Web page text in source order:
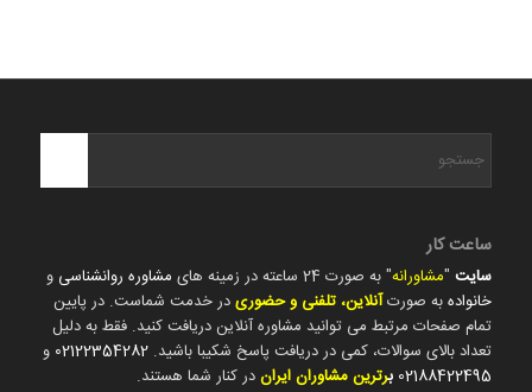
ساعت کار
سایت"مشاورانه" به صورت 24 ساعته در زمینه های مشاوره روانشناسی و
خانوادهبه صورتآنلاین، تلفنی و حضوریدر خدمت شماست. در پایین
تمام صفحات مرتبط می توانید مشاوره آنلاین دریافت کنید. فقط به دلیل
تعداد بالای سوالات، کمی در دریافت پاسخ شکیبا باشید. 02122354282 و
02188422495 برترین مشاوران ایراندر کنار شما هستند.